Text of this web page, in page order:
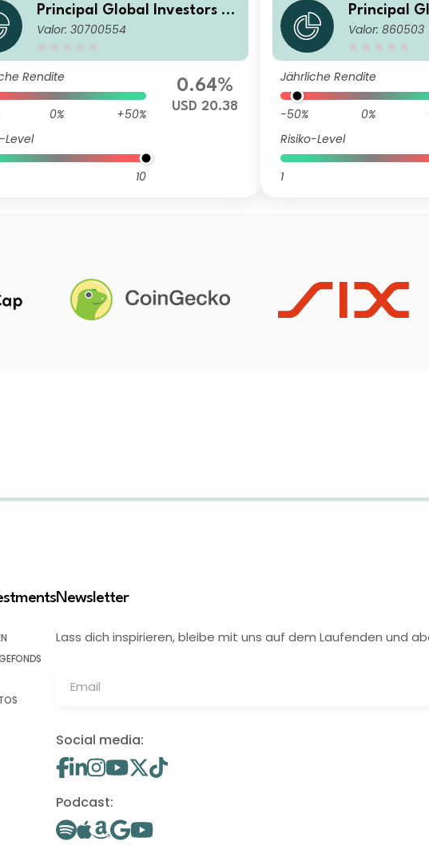
Principal Global Investors Fu
nds - Global Sustainable Equ
Valor: 30700554
Rendite
0%
+50%
Level
10
0.64%
USD 20.38
Principal
nds -
Valor: 860503
Jährliche Rendite
-50% 0%
Risiko-Level
1
Newsletter
Lass dich inspirieren, bleibe mit uns auf dem Laufenden und
Social media:
Podcast: